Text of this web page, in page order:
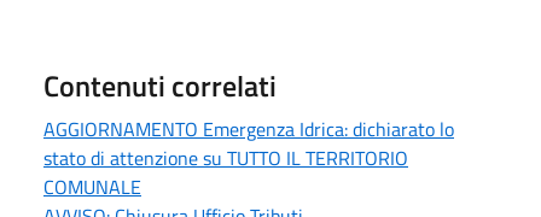
Contenuti correlati
AGGIORNAMENTO Emergenza Idrica: dichiarato lo
stato di attenzione su TUTTO IL TERRITORIO
COMUNALE